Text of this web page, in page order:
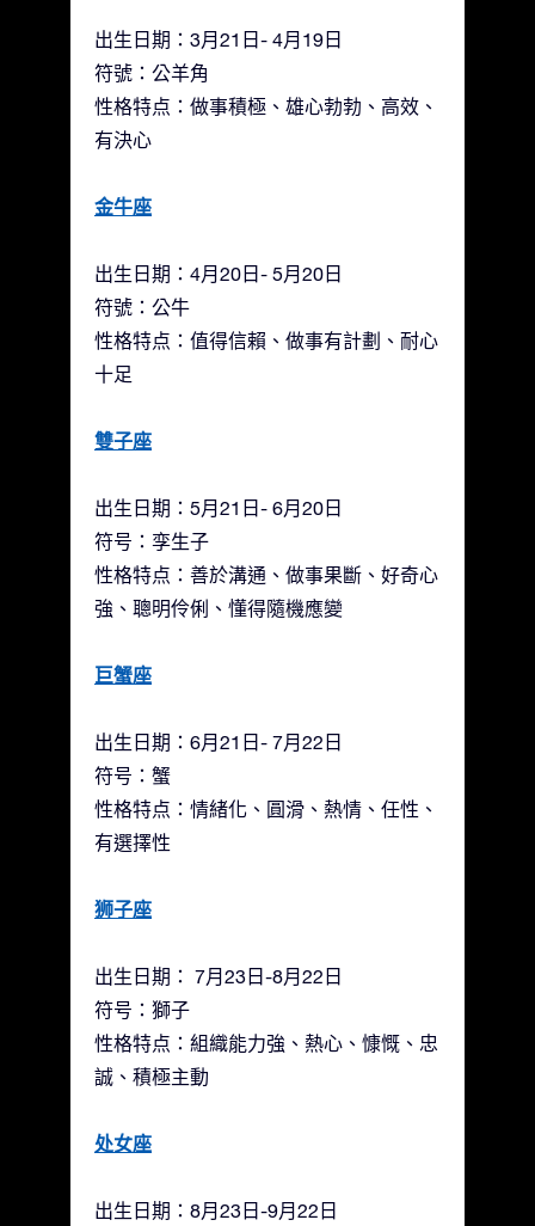
出生日期：3月21日- 4月19日
符號：公羊角
性格特点：做事積極、雄心勃勃、高效、
有決心
金牛座
出生日期：4月20日- 5月20日
符號：公牛
性格特点：值得信賴、做事有計劃、耐心
十足
雙子座
出生日期：5月21日- 6月20日
符号：孪生子
性格特点：善於溝通、做事果斷、好奇心
強、聰明伶俐、懂得隨機應變
巨蟹座
出生日期：6月21日- 7月22日
符号：蟹
性格特点：情緒化、圓滑、熱情、任性、
有選擇性
狮子座
出生日期： 7月23日-8月22日
符号：獅子
性格特点：組織能力強、熱心、慷慨、忠
誠、積極主動
处女座
出生日期：8月23日-9月22日